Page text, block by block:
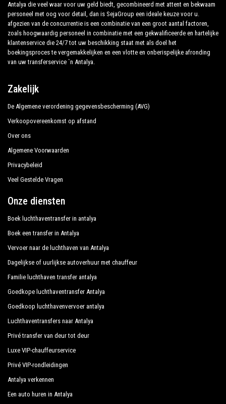
De uitgebreide ervaring van ons bedrijf garandeert al
onze klanten de zekerheid van een professionele
service voor iedereen, dankzij onze vaste prijzen en
economische voorwaarden. Onze klanten zijn onze
topprioriteit en zullen profiteren van auto's die zijn
beroep waardig is.
Ons bedrijf heeft een uitstekende reputatie in de
stad Antalya dankzij de professionaliteit van de
aangeboden diensten en de jarenlange ervaring in het
veld.
Wij bieden maximaal comfort en ondersteuning aan
de klant tijdens hun vakantie naar Kumluca.
gasten de grootst mogelijke hartelijkheid en
professionaliteit en worden elk jaar onderworpen aan
constante controles op geschiktheid van werk. Met
inachtneming van wat de nationale wetgeving vereist
met betrekking tot de openbare dienst van
vertrouwen van degenen die een van de vele diensten
boeken die we aanbieden.
Privéadressen in Kumluca, Kumluca-hotels,
Kumluca-tours, het organiseren van evenementen en
elke andere plek die u wilt in of uit Kumluca.
wensen van de klant, de gekozen bestemming in
Antalya die veel waar voor uw geld biedt, gecombineerd met attent en bekwaam
personeel met oog voor detail, dan is SejaGroup een ideale keuze voor u.
afgezien van de concurrentie is een combinatie van een groot aantal factoren,
zoals hoogwaardig personeel in combinatie met een gekwalificeerde en hartelijke
klantenservice die 24/7 tot uw beschikking staat met als doel het
boekingsproces te vergemakkelijken en een vlotte en onberispelijke afronding
van uw transferservice `n Antalya.
Zakelijk
De Algemene verordening gegevensbescherming (AVG)
Verkoopovereenkomst op afstand
Over ons
Algemene Voorwaarden
Privacybeleid
Veel Gestelde Vragen
Onze diensten
Boek luchthaventransfer in antalya
Boek een transfer in Antalya
Vervoer naar de luchthaven van Antalya
Dagelijkse of uurlijkse autoverhuur met chauffeur
Familie luchthaven transfer antalya
Goedkope luchthaventransfer Antalya
Goedkoop luchthavenvervoer antalya
Luchthaventransfers naar Antalya
Privé transfer van deur tot deur
Luxe VIP-chauffeurservice
Privé VIP-rondleidingen
Antalya verkennen
Een auto huren in Antalya